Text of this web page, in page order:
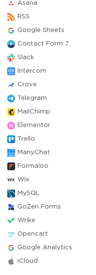
Asana
RSS
Google Sheets
Contact Form 7
Slack
Intercom
Crove
Telegram
MailChimp
Elementor
Trello
ManyChat
Formaloo
Wix
MySQL
GoZen Forms
Wrike
Opencart
Google Analytics
iCloud